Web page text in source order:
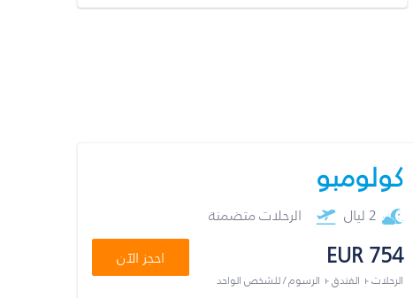
كولومبو
2 ليال الرحلات متضمنة
EUR 754
الرحلات + الفندق + الرسوم / للشخص الواحد
احجز الآن